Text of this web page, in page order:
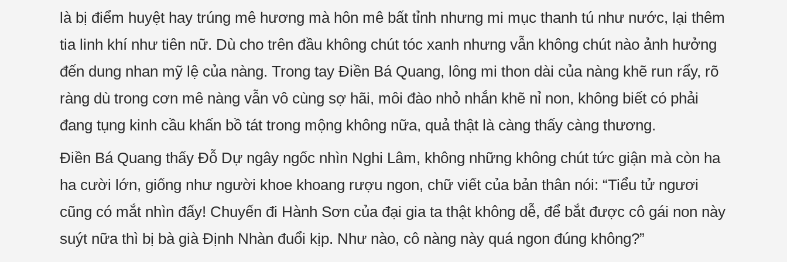
là bị điểm huyệt hay trúng mê hương mà hôn mê bất tỉnh nhưng mi mục thanh tú như nước, lại thêm
tia linh khí như tiên nữ. Dù cho trên đầu không chút tóc xanh nhưng vẫn không chút nào ảnh hưởng
đến dung nhan mỹ lệ của nàng. Trong tay Điền Bá Quang, lông mi thon dài của nàng khẽ run rẩy, rõ
ràng dù trong cơn mê nàng vẫn vô cùng sợ hãi, môi đào nhỏ nhắn khẽ nỉ non, không biết có phải
đang tụng kinh cầu khấn bồ tát trong mộng không nữa, quả thật là càng thấy càng thương.
Điền Bá Quang thấy Đỗ Dự ngây ngốc nhìn Nghi Lâm, không những không chút tức giận mà còn ha
ha cười lớn, giống như người khoe khoang rượu ngon, chữ viết của bản thân nói: “Tiểu tử ngươi
cũng có mắt nhìn đấy! Chuyến đi Hành Sơn của đại gia ta thật không dễ, để bắt được cô gái non này
suýt nữa thì bị bà già Định Nhàn đuổi kịp. Như nào, cô nàng này quá ngon đúng không?”